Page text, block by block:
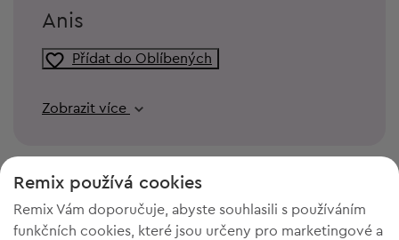
Anis
Přídat do Oblíbených
Zobrazit více
Remix používá cookies
Remix Vám doporučuje, abyste souhlasili s používáním
funkčních cookies, které jsou určeny pro marketingové a